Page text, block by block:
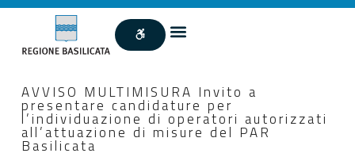
AVVISO MULTIMISURA Invito a
presentare candidature per
l’individuazione di operatori autorizzati
all’attuazione di misure del PAR
Basilicata